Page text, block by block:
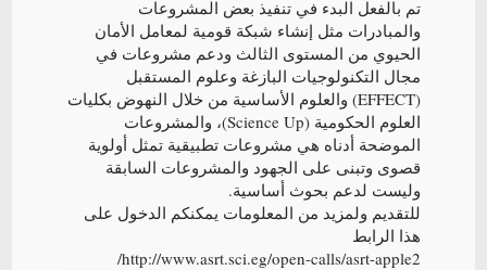
تم بالفعل البدء في تنفيذ بعض المشروعات
والمبادرات مثل إنشاء شبكة قومية لمعامل الأمان
الحيوي من المستوى الثالث ودعم مشروعات في
مجال التكنولوجيات البازغة وعلوم المستقبل
(EFFECT) والعلوم الأساسية من خلال النهوض بكليات
العلوم الحكومية (Science Up)، والمشروعات
الموضحة أدناه هي مشروعات تطبيقية تمثل أولوية
قصوى وتبنى على الجهود والمشروعات السابقة
وليست لدعم بحوث أساسية.
للتقديم ولمزيد من المعلومات يمكنكم الدخول على
هذا الرابط
http://www.asrt.sci.eg/open-calls/asrt-apple2/